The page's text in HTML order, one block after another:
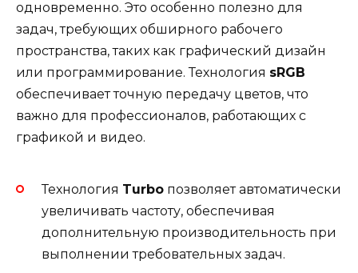
одновременно. Это особенно полезно для
задач, требующих обширного рабочего
пространства, таких как графический дизайн
или программирование. Технология sRGB
обеспечивает точную передачу цветов, что
важно для профессионалов, работающих с
графикой и видео.
Технология Turbo позволяет автоматически
увеличивать частоту, обеспечивая
дополнительную производительность при
выполнении требовательных задач.